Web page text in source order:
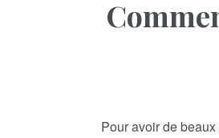
Pour avoir de